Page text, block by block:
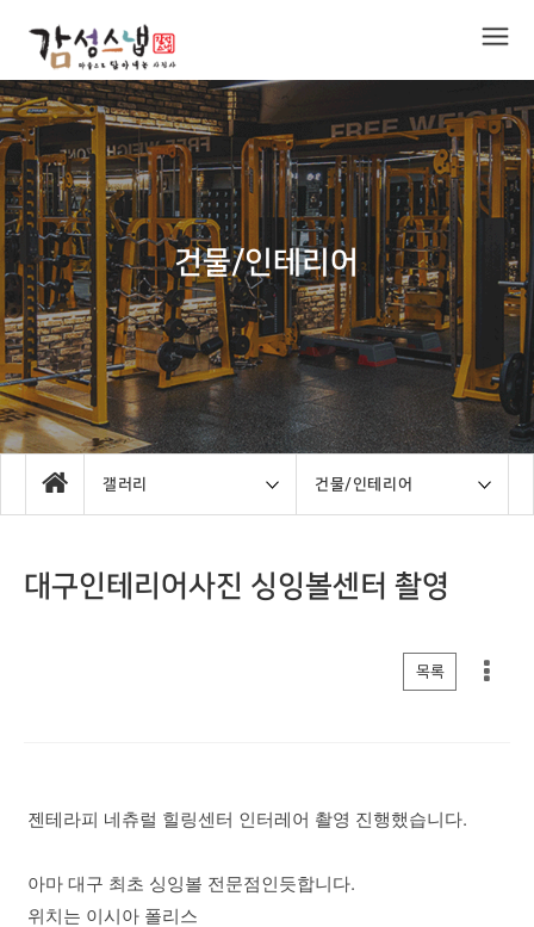
건물/인테리어
갤러리 건물/인테리어
대구인테리어사진 싱잉볼센터 촬영
목록
젠테라피 네츄럴 힐링센터 인터레어 촬영 진행했습니다.
아마 대구 최초 싱잉볼 전문점인듯합니다.
위치는 이시아 폴리스